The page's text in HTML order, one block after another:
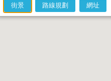
街景 路線規劃 網址